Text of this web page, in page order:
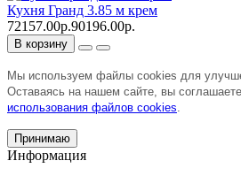
Кухня Гранд 3.85 м крем
72157.00р.90196.00р.
В корзину
Мы используем файлы cookies для
Оставаясь на нашем сайте, вы
использования файлов cookies
Принимаю
Информация